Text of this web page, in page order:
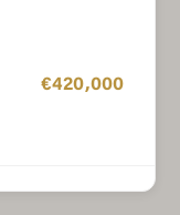
€420,000